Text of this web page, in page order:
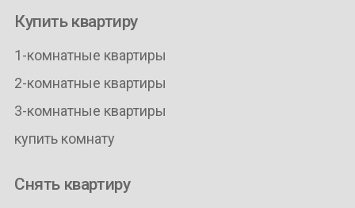
Купить квартиру
1-комнатные квартиры
2-комнатные квартиры
3-комнатные квартиры
купить комнату
Снять квартиру